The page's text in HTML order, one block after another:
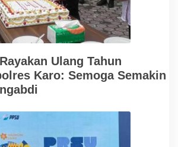
Ulang Tahun
Karo: Semoga Semakin